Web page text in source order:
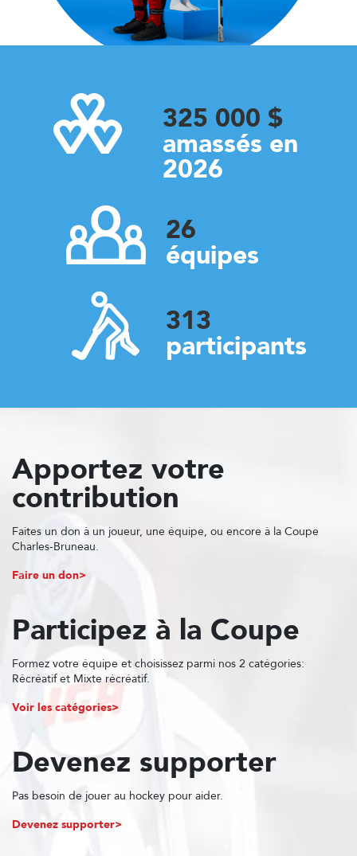
325 000 $
amassés en
2026
26
équipes
313
participants
Apportez votre
contribution
Faites un don à un joueur, une équipe, ou encore à la Coupe
Charles-Bruneau.
Faire un don
Participez à la Coupe
Formez votre équipe et choisissez parmi nos 2 catégories:
Récréatif et Mixte récréatif.
Voir les catégories
Devenez supporter
Pas besoin de jouer au hockey pour aider.
Devenez supporter